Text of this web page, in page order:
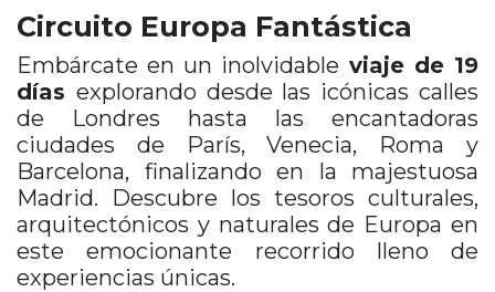
Circuito Europa Fantástica
Embárcate en un inolvidable viaje de 19
días explorando desde las icónicas calles
de Londres hasta las encantadoras
ciudades de París, Venecia, Roma y
Barcelona, finalizando en la majestuosa
Madrid. Descubre los tesoros culturales,
arquitectónicos y naturales de Europa en
este emocionante recorrido lleno de
experiencias únicas.